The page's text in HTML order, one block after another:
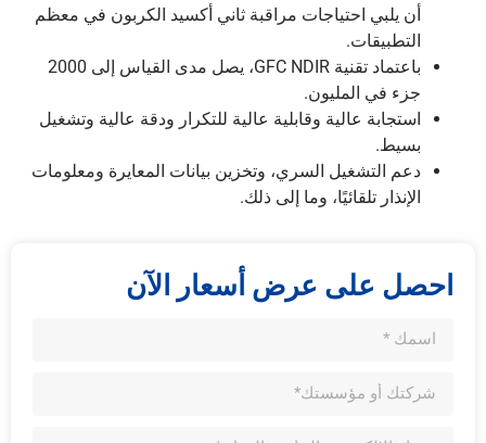
أن يلبي احتياجات مراقبة ثاني أكسيد الكربون في معظم
التطبيقات.
باعتماد تقنية GFC NDIR، يصل مدى القياس إلى 2000
جزء في المليون.
استجابة عالية وقابلية عالية للتكرار ودقة عالية وتشغيل
بسيط.
دعم التشغيل السري، وتخزين بيانات المعايرة ومعلومات
الإنذار تلقائيًا، وما إلى ذلك.
احصل على عرض أسعار الآن